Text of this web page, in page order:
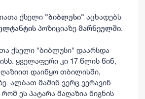
ქსელი "ბიბლუსი" აცხადებს
პოზიციაზე მარნეულში.
ქსელი "ბიბლუსი" დაარსდა
ყველაფერი კი 17 წლის წინ,
დაიწყო თბილისში,
ალბათ მაშინ ვერც ვერავინ
ეს პატარა მაღაზია წიგნის